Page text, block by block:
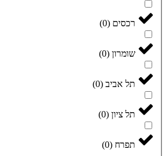
רכסים (
0
)
שומרון (
0
)
תל אביב (
0
)
תל ציון (
0
)
תפרח (
0
)